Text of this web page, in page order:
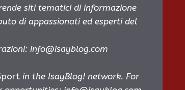
siti tematici di informazione
di appassionati ed esperti del
info@isayblog.com
in the IsayBlog! network. For